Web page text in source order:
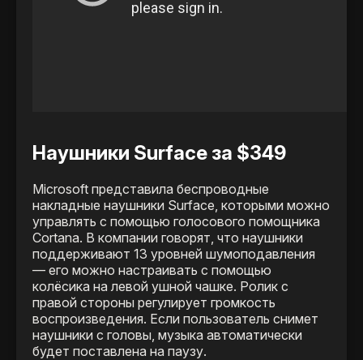
Наушники Surface за $349
Microsoft представила беспроводные
накладные наушники Surface, которыми можно
управлять с помощью голосового помощника
Cortana. В компании говорят, что наушники
поддерживают 13 уровней шумоподавления
— его можно настраивать с помощью
колёсика на левой ушной чашке. Ролик с
правой стороны регулирует громкость
воспроизведения. Если пользователь снимет
наушники с головы, музыка автоматически
будет поставлена на паузу.